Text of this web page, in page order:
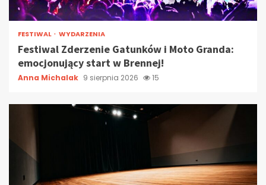
FESTIWAL WYDARZENIA
Festiwal Zderzenie Gatunków i Moto Granda:
emocjonujący start w Brennej!
Anna Michalak 9 sierpnia 2026 15